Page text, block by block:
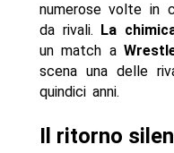
numerose volte in
da rivali.
La
un match a
scena una delle
quindici anni.
Il ritorno